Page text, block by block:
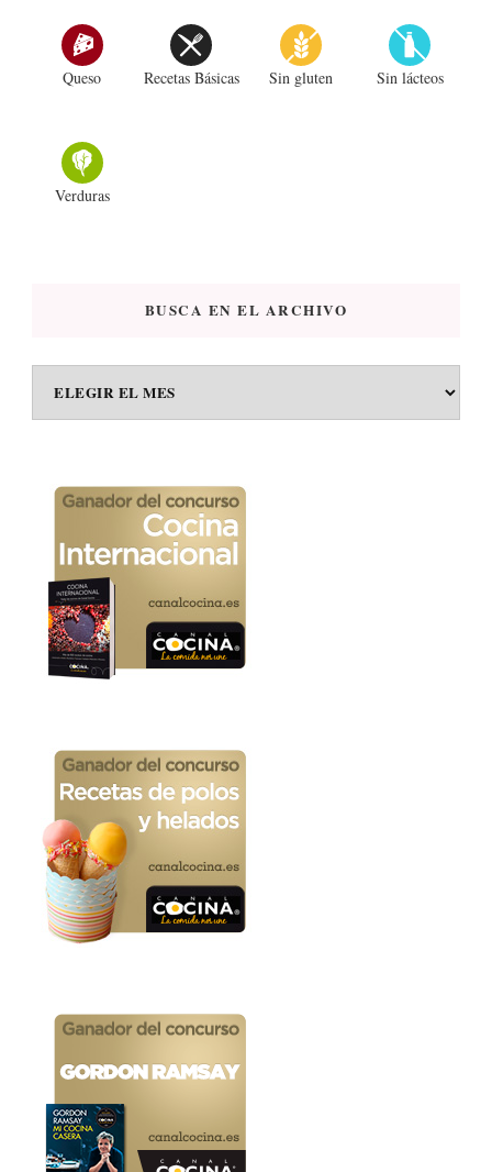
Queso Recetas Básicas Sin gluten Sin lácteos
Verduras
BUSCA EN EL ARCHIVO